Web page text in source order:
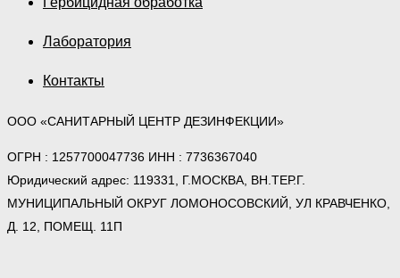
Лаборатория
Контакты
ООО «САНИТАРНЫЙ ЦЕНТР ДЕЗИНФЕКЦИИ»
ОГРН : 1257700047736 ИНН : 7736367040
Юридический адрес: 119331, Г.МОСКВА, ВН.ТЕР.Г.
МУНИЦИПАЛЬНЫЙ ОКРУГ ЛОМОНОСОВСКИЙ, УЛ КРАВЧЕНКО,
Д. 12, ПОМЕЩ. 11П